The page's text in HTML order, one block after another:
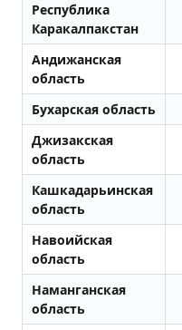
Республика
Каракалпакстан
Андижанская
область
Бухарская область
Джизакская
область
Кашкадарьинская
область
Навоийская
область
Наманганская
область